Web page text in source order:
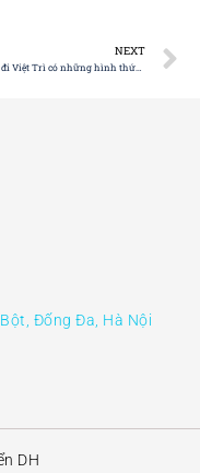
NEXT
Gửi hàng đi Việt Trì có những hình thức nào?
Đống Đa, Hà Nội
DH